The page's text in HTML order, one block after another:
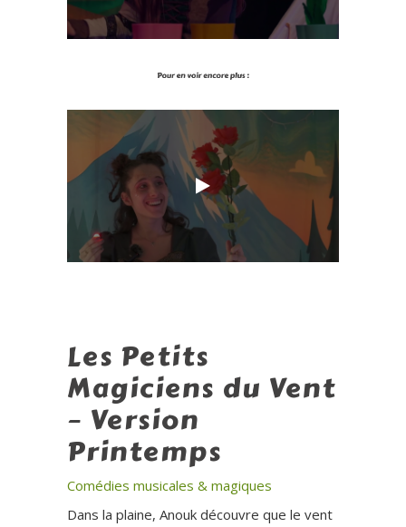
Les Petits
Magiciens du Vent
– Version
Printemps
Comédies musicales & magiques
Dans la plaine, Anouk découvre que le vent